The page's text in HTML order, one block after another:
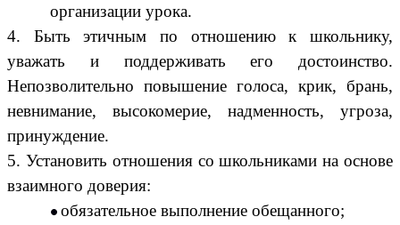
организации урока.
4. Быть этичным по отношению к школьнику,
уважать и поддерживать его достоинство.
Непозволительно повышение голоса, крик, брань,
невнимание, высокомерие, надменность, угроза,
принуждение.
5. Установить отношения со школьниками на основе
взаимного доверия:
обязательное выполнение обещанного;